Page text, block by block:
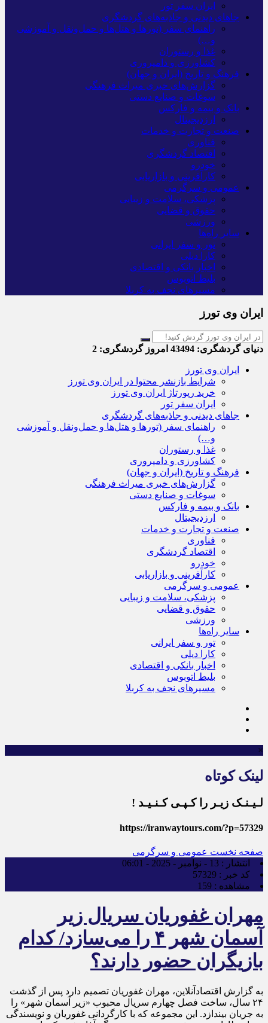
ایران سفر تور
جاهای دیدنی و جاذبه‌های گردشگری
راهنمای سفر (تورها و هتل‌ها و حمل‌و‌نقل و آموزشی
و…)
غذا و رستوران
کشاورزی و دامپروری
فرهنگ و تاریخ (ایران و جهان)
گزارش‌های خبری میراث فرهنگی
سوغات و صنایع دستی
بانک و بیمه و فارکس
ارزدیجیتال
صنعت و تجارت و خدمات
فناوری
اقتصاد گردشگری
خودرو
کارآفرینی و بازاریابی
عمومی و سرگرمی
پزشکی، سلامت و زیبایی
حقوق و قضایی
ورزشی
سایر راه‌ها
تور و سفر ایرانی
کارا دیلی
اخبار بانکی و اقتصادی
بلیط اتوبوس
مسیرهای نجف به کربلا
ایران وی تورز
دنیای گردشگری: امروز گردشگری:
ایران وی تورز
شرایط بازنشر محتوا در ایران وی تورز
خرید رپورتاژ ایران وی تورز
ایران سفر تور
جاهای دیدنی و جاذبه‌های گردشگری
راهنمای سفر (تورها و هتل‌ها و حمل‌و‌نقل و آموزشی
و…)
غذا و رستوران
کشاورزی و دامپروری
فرهنگ و تاریخ (ایران و جهان)
گزارش‌های خبری میراث فرهنگی
سوغات و صنایع دستی
بانک و بیمه و فارکس
ارزدیجیتال
صنعت و تجارت و خدمات
فناوری
اقتصاد گردشگری
خودرو
کارآفرینی و بازاریابی
عمومی و سرگرمی
پزشکی، سلامت و زیبایی
حقوق و قضایی
ورزشی
سایر راه‌ها
تور و سفر ایرانی
کارا دیلی
اخبار بانکی و اقتصادی
بلیط اتوبوس
مسیرهای نجف به کربلا
×
لینک کوتاه
لـیـنـک زیـر را کـپـی کـنـیـد !
https://iranwaytours.com/?p=57329
صفحه نخست عمومی و سرگرمی
انتشار : 13 - نوامبر - 2025 - 06:01
کد خبر : 57329
مشاهده : 159
مهران غفوریان سریال زیر
آسمان شهر ۴ را می‌سازد/ کدام
بازیگران حضور دارند؟
به گزارش اقتصادآنلاین، مهران غفوریان تصمیم دارد پس از گذشت
۲۴ سال، ساخت فصل چهارم سریال محبوب «زیر آسمان شهر» را
به جریان بیندازد. این مجموعه که با کارگردانی غفوریان و نویسندگی